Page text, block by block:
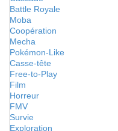
Battle Royale
Moba
Coopération
Mecha
Pokémon-Like
Casse-tête
Free-to-Play
Film
Horreur
FMV
Survie
Exploration